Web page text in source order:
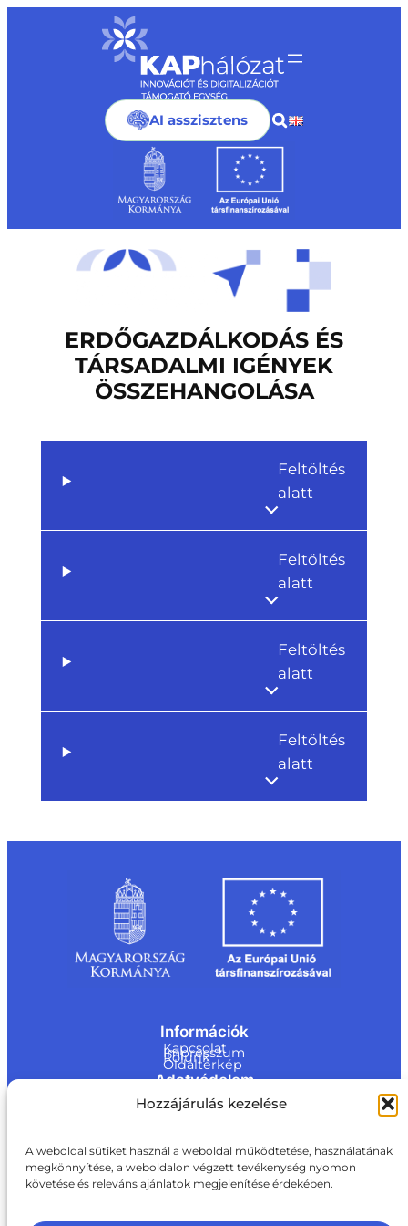
Hozzájárulás kezelése
A weboldal sütiket használ a weboldal működtetése, használatának
megkönnyítése, a weboldalon végzett tevékenység nyomon
követése és releváns ajánlatok megjelenítése érdekében.
AI asszisztens
ERDŐGAZDÁLKODÁS ÉS
TÁRSADALMI IGÉNYEK
ÖSSZEHANGOLÁSA
Feltöltés
alatt
Feltöltés
alatt
Feltöltés
alatt
Feltöltés
alatt
Információk
Kapcsolat
Impresszum
Rólunk
Oldaltérkép
Adatvédelem
Jogi nyilatkozat
Adatvédelmi nyilatkozat
Akadálymentesítési nyilatkozat
ite@a
ki.gov.